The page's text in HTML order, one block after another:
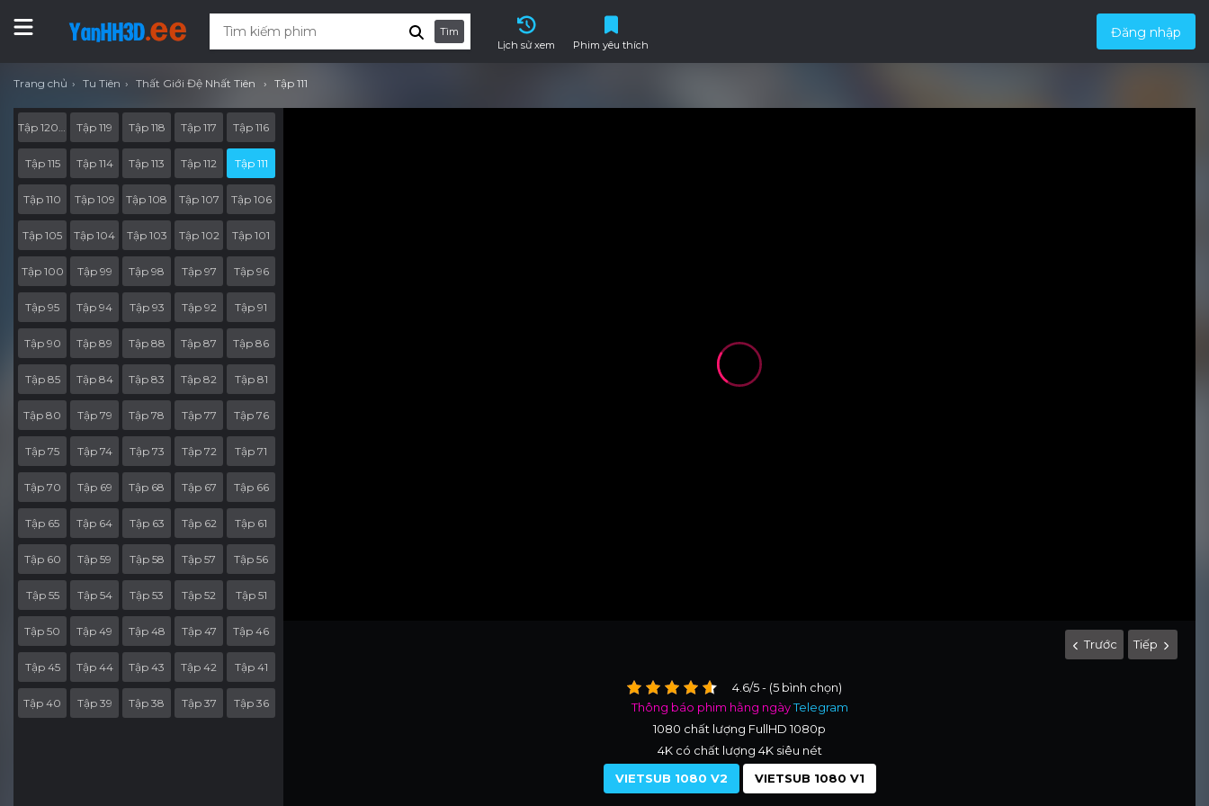
Tìm
Lịch sử xem
Phim yêu thích
Đăng nhập
Trang chủ Tu Tiên Thất Giới Đệ Nhất Tiên Tập 111
Trước Tiếp
4.6/5 - (5 bình chọn)
Thông báo phim hằng ngàyTelegram
1080 chất lượng FullHD 1080p
4K có chất lượng 4K siêu nét
VIETSUB 1080 V2
VIETSUB 1080 V1
Tập 119 Tập 118 Tập 117 Tập 116
Tập 115 Tập 114 Tập 113 Tập 112 Tập 111
Tập 110 Tập 109 Tập 108 Tập 107 Tập 106
Tập 105 Tập 104 Tập 103 Tập 102 Tập 101
Tập 100 Tập 99 Tập 98 Tập 97 Tập 96
Tập 95 Tập 94 Tập 93 Tập 92 Tập 91
Tập 90 Tập 89 Tập 88 Tập 87 Tập 86
Tập 85 Tập 84 Tập 83 Tập 82 Tập 81
Tập 80 Tập 79 Tập 78 Tập 77 Tập 76
Tập 75 Tập 74 Tập 73 Tập 72 Tập 71
Tập 70 Tập 69 Tập 68 Tập 67 Tập 66
Tập 65 Tập 64 Tập 63 Tập 62 Tập 61
Tập 60 Tập 59 Tập 58 Tập 57 Tập 56
Tập 55 Tập 54 Tập 53 Tập 52 Tập 51
Tập 50 Tập 49 Tập 48 Tập 47 Tập 46
Tập 45 Tập 44 Tập 43 Tập 42 Tập 41
Tập 40 Tập 39 Tập 38 Tập 37 Tập 36